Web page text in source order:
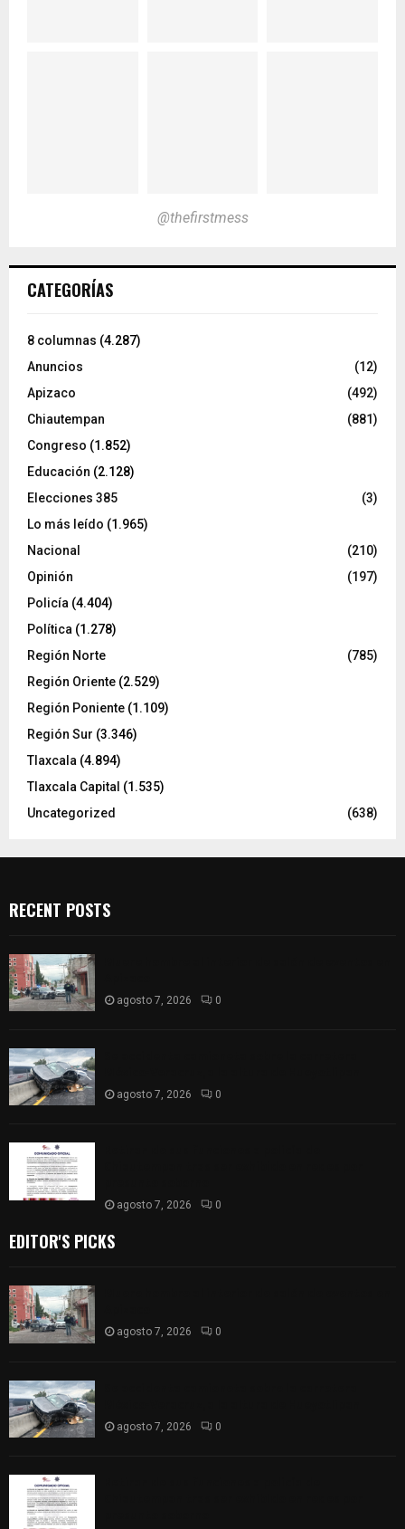
@thefirstmess
CATEGORÍAS
8 columnas (4.287)
Anuncios
(12)
Apizaco
(492)
Chiautempan
(881)
Congreso (1.852)
Educación (2.128)
Elecciones 385
(3)
Lo más leído (1.965)
Nacional
(210)
Opinión
(197)
Policía (4.404)
Política (1.278)
Región Norte
(785)
Región Oriente (2.529)
Región Poniente (1.109)
Región Sur (3.346)
Tlaxcala (4.894)
Tlaxcala Capital (1.535)
Uncategorized
(638)
RECENT POSTS
agosto 7, 2026 0
agosto 7, 2026 0
agosto 7, 2026 0
EDITOR'S PICKS
agosto 7, 2026 0
agosto 7, 2026 0